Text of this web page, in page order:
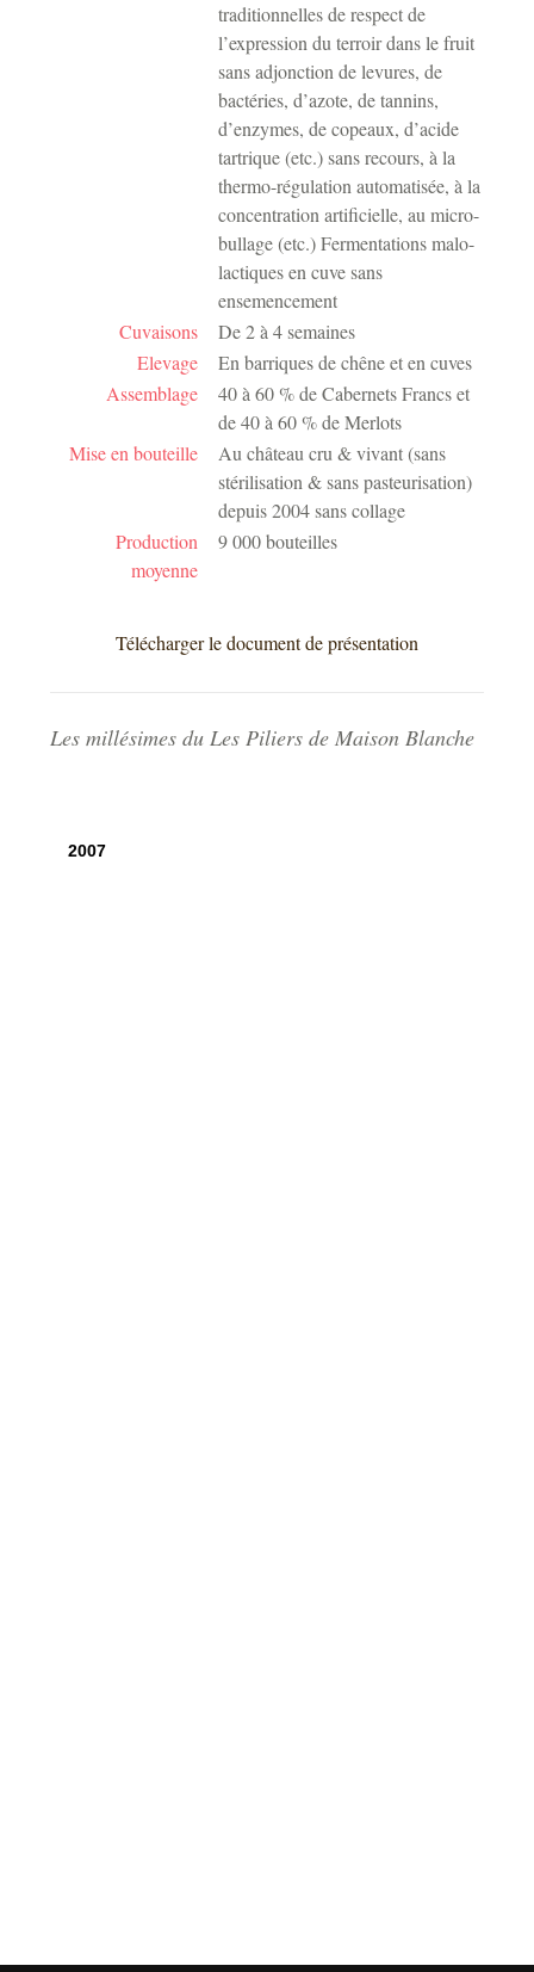
traditionnelles de respect de
l’expression du terroir dans le fruit
sans adjonction de levures, de
bactéries, d’azote, de tannins,
d’enzymes, de copeaux, d’acide
tartrique (etc.) sans recours, à la
thermo-régulation automatisée, à la
concentration artificielle, au micro-
bullage (etc.) Fermentations malo-
lactiques en cuve sans
ensemencement
Cuvaisons
De 2 à 4 semaines
Elevage
En barriques de chêne et en cuves
Assemblage
40 à 60 % de Cabernets Francs et
de 40 à 60 % de Merlots
Mise en bouteille
Au château cru & vivant (sans
stérilisation & sans pasteurisation)
depuis 2004 sans collage
Production
moyenne
9 000 bouteilles
Télécharger le document de présentation
Les millésimes du Les Piliers de Maison Blanche
2007